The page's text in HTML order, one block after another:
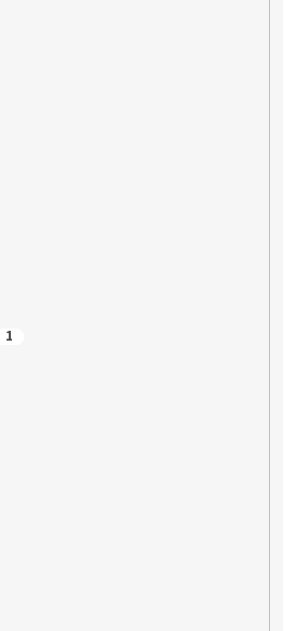
1